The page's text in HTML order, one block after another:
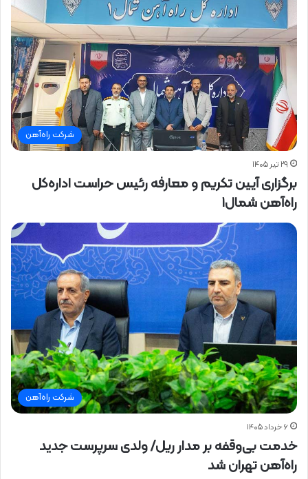
شرکت راه‌آهن
۲۹ تیر ۱۴۰۵
برگزاری آیین تکریم و معارفه رئیس حراست اداره‌کل
راه‌آهن شمال۱
شرکت راه‌آهن
۶ خرداد ۱۴۰۵
خدمت بی‌وقفه بر مدار ریل/ ولدی سرپرست جدید
راه‌آهن تهران شد